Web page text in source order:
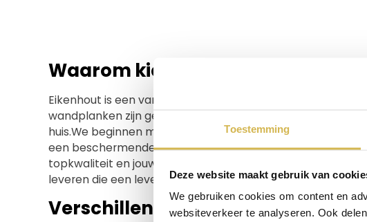
Toestemming
Deze website maakt gebruik van
We gebruiken cookies om content en
websiteverkeer te analyseren. Ook
Waarom kiezen voor eikenhouten
Eikenhout is een van de bekendste houtsoorten, het
wandplanken zijn gemaakt om jaren mee te gaan en
huis.We beginnen met het zorgvuldig schuren van het
een beschermende laklaag aan. Hierdoor blijft jouw
topkwaliteit en jouw tevredenheid. Zo maken we
leveren die een leven lang meegaan en een blijvende
Verschillende bevestigingen